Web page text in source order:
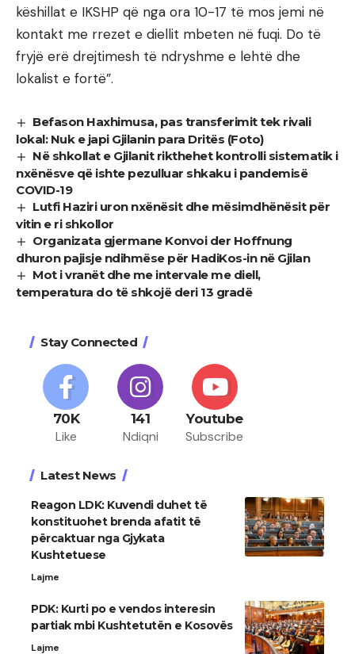
këshillat e IKSHP që nga ora 10-17 të mos jemi në
kontakt me rrezet e diellit mbeten në fuqi. Do të
fryjë erë drejtimesh të ndryshme e lehtë dhe
lokalist e fortë”.
Befason Haxhimusa, pas transferimit tek rivali
lokal: Nuk e japi Gjilanin para Dritës (Foto)
Në shkollat e Gjilanit rikthehet kontrolli sistematik i
nxënësve që ishte pezulluar shkaku i pandemisë
COVID-19
Lutfi Haziri uron nxënësit dhe mësimdhënësit për
vitin e ri shkollor
Organizata gjermane Konvoi der Hoffnung
dhuron pajisje ndihmëse për HadiKos-in në Gjilan
Mot i vranët dhe me intervale me diell,
temperatura do të shkojë deri 13 gradë
Stay Connected
70K
Like
141
Ndiqni
Youtube
Subscribe
Latest News
Reagon LDK: Kuvendi duhet të
konstituohet brenda afatit të
përcaktuar nga Gjykata
Kushtetuese
Lajme
PDK: Kurti po e vendos interesin
partiak mbi Kushtetutën e Kosovës
Lajme